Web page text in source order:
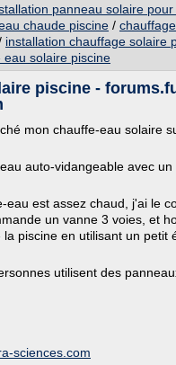
panneau solaire
chaude piscine /
installation chauffage solaire
eau solaire piscine
piscine -
mon chauffe-eau solaire
auto-vidangeable avec un
eau est assez chaud, j'ai le
un vanne 3 voies, et
la piscine en utilisant un petit
utilisent des
sciences.com